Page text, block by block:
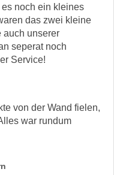
noch ein kleines
das zwei kleine
auch unserer
seperat noch
Service!
von der Wand fielen,
war rundum